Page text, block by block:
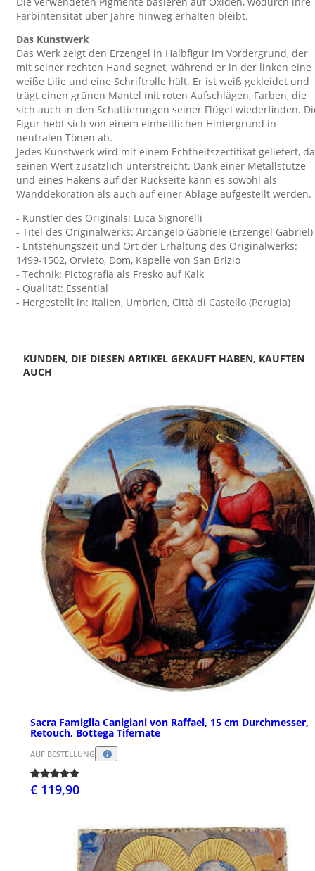
Farbintensität über Jahre hinweg erhalten bleibt.
Das Kunstwerk
Das Werk zeigt den Erzengel in Halbfigur im Vordergrund, der
mit seiner rechten Hand segnet, während er in der linken eine
weiße Lilie und eine Schriftrolle hält. Er ist weiß gekleidet und
trägt einen grünen Mantel mit roten Aufschlägen, Farben, die
sich auch in den Schattierungen seiner Flügel wiederfinden.
Figur hebt sich von einem einheitlichen Hintergrund in
neutralen Tönen ab.
Jedes Kunstwerk wird mit einem Echtheitszertifikat geliefert,
seinen Wert zusätzlich unterstreicht. Dank einer Metallstütze
und eines Hakens auf der Rückseite kann es sowohl als
Wanddekoration als auch auf einer Ablage aufgestellt werden.
- Künstler des Originals: Luca Signorelli
- Titel des Originalwerks: Arcangelo Gabriele (Erzengel Gabriel)
- Entstehungszeit und Ort der Erhaltung des Originalwerks:
1499-1502, Orvieto, Dom, Kapelle von San Brizio
- Technik: Pictografia als Fresko auf Kalk
- Qualität: Essential
- Hergestellt in: Italien, Umbrien, Città di Castello (Perugia)
KUNDEN, DIE DIESEN ARTIKEL GEKAUFT HABEN, KAUFTEN
AUCH
Sacra Famiglia Canigiani von Raffael, 15 cm Durchmesser,
Retouch, Bottega Tifernate
AUF BESTELLUNG
€ 119,90